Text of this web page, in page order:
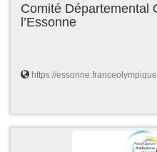
Comité Départemental
l’Essonne
https://